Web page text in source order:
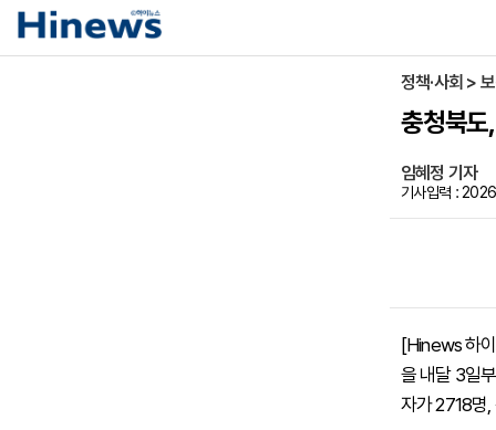
정책·사회 >
충청북도
임혜정 기자
기사입력 :
[Hinews 하
을 내달 3일
자가 2718명,